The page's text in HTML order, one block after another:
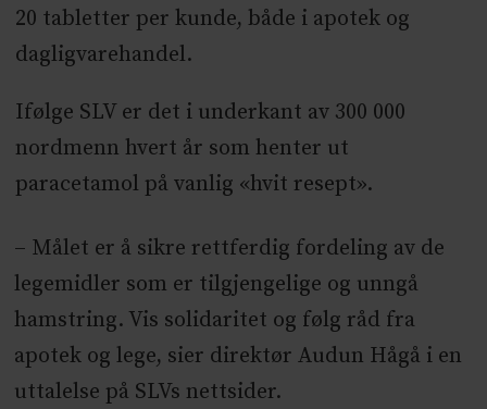
20 tabletter per kunde, både i apotek og
dagligvarehandel.
Ifølge SLV er det i underkant av 300 000
nordmenn hvert år som henter ut
paracetamol på vanlig «hvit resept».
– Målet er å sikre rettferdig fordeling av de
legemidler som er tilgjengelige og unngå
hamstring. Vis solidaritet og følg råd fra
apotek og lege, sier direktør Audun Hågå i en
uttalelse på SLVs nettsider.